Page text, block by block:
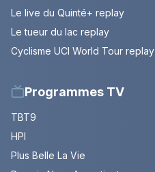
Le live du Quinté+ replay
Le tueur du lac replay
Cyclisme UCI World Tour replay
Programmes TV
TBT9
HPI
Plus Belle La Vie